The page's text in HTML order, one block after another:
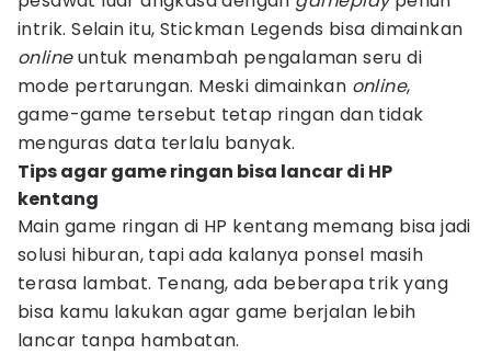
intrik. Selain itu, Stickman Legends bisa dimainkan
onlineuntuk menambah pengalaman seru di
mode pertarungan. Meski dimainkan online,
game-game tersebut tetap ringan dan tidak
menguras data terlalu banyak.
Tips agar game ringan bisa lancar di HP
kentang
Main game ringan di HP kentang memang bisa jadi
solusi hiburan, tapi ada kalanya ponsel masih
terasa lambat. Tenang, ada beberapa trik yang
bisa kamu lakukan agar game berjalan lebih
lancar tanpa hambatan.